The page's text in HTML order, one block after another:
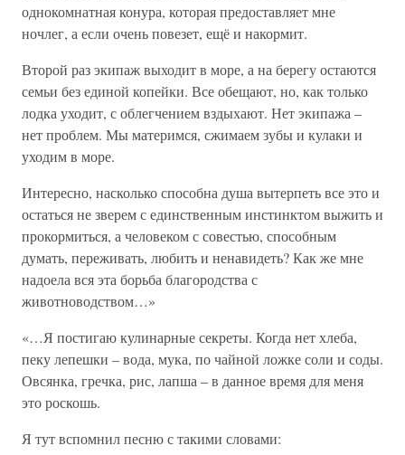
однокомнатная конура, которая предоставляет мне
ночлег, а если очень повезет, ещё и накормит.
Второй раз экипаж выходит в море, а на берегу остаются
семьи без единой копейки. Все обещают, но, как только
лодка уходит, с облегчением вздыхают. Нет экипажа –
нет проблем. Мы материмся, сжимаем зубы и кулаки и
уходим в море.
Интересно, насколько способна душа вытерпеть все это и
остаться не зверем с единственным инстинктом выжить и
прокормиться, а человеком с совестью, способным
думать, переживать, любить и ненавидеть? Как же мне
надоела вся эта борьба благородства с
животноводством…»
«…Я постигаю кулинарные секреты. Когда нет хлеба,
пеку лепешки – вода, мука, по чайной ложке соли и соды.
Овсянка, гречка, рис, лапша – в данное время для меня
это роскошь.
Я тут вспомнил песню с такими словами: